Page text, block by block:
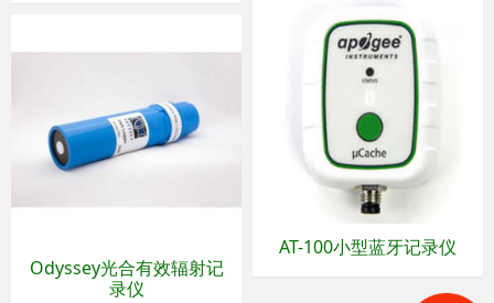
AT-100小型蓝牙记录仪
Odyssey光合有效辐射记
录仪